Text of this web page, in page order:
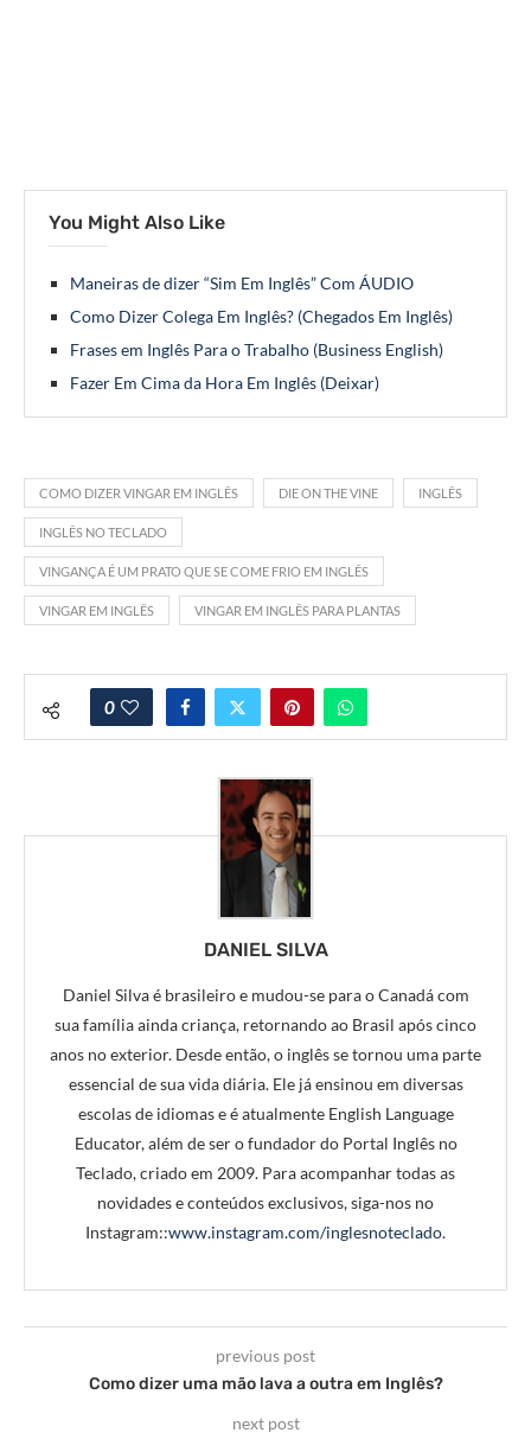
You Might Also Like
Maneiras de dizer “Sim Em Inglês” Com ÁUDIO
Como Dizer Colega Em Inglês? (Chegados Em Inglês)
Frases em Inglês Para o Trabalho (Business English)
Fazer Em Cima da Hora Em Inglês (Deixar)
COMO DIZER VINGAR EM INGLÊS DIE ON THE VINE INGLÊS
INGLÊS NO TECLADO
VINGANÇA É UM PRATO QUE SE COME FRIO EM INGLÊS
VINGAR EM INGLÊS VINGAR EM INGLÊS PARA PLANTAS
0
DANIEL SILVA
Daniel Silva é brasileiro e mudou-se para o Canadá com
sua família ainda criança, retornando ao Brasil após cinco
anos no exterior. Desde então, o inglês se tornou uma parte
essencial de sua vida diária. Ele já ensinou em diversas
escolas de idiomas e é atualmente English Language
Educator, além de ser o fundador do Portal Inglês no
Teclado, criado em 2009. Para acompanhar todas as
novidades e conteúdos exclusivos, siga-nos no
Instagram::www.instagram.com/inglesnoteclado.
previous post
Como dizer uma mão lava a outra em Inglês?
next post